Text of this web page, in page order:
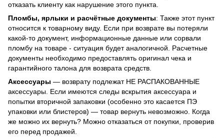
отказать клиенту как нарушение этого пункта.
Пломбы, ярлыки и расчётные документы: Также этот пункт
относится к товарному виду. Если при возврате вы потеряли
какой-то документ, информационные данные или сорвали
пломбу на товаре - ситуация будет аналогичной. Расчетные
документы необходимо предоставлять оригинал чека и
гарантийного талона для возврата средств.
Аксессуары — возврату подлежат НЕ РАСПАКОВАННЫЕ
аксессуары. Если имеются следы вскрытия аксессуара и
попытки вторичной запаковки (особенно это касается ПЭ
упаковки или блистеров) — товар вернуть невозможно. Когда
же можно их вернуть? Можно отказаться от покупки, проверив
его перед продажей.